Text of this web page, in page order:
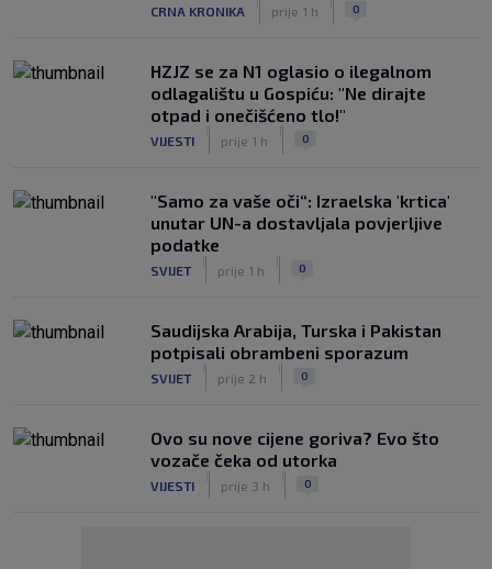
CRNA KRONIKA prije 1 h 0
HZJZ se za N1 oglasio o ilegalnom
odlagalištu u Gospiću: "Ne dirajte
otpad i onečišćeno tlo!"
VIJESTI prije 1 h 0
"Samo za vaše oči“: Izraelska 'krtica'
unutar UN-a dostavljala povjerljive
podatke
SVIJET prije 1 h 0
Saudijska Arabija, Turska i Pakistan
potpisali obrambeni sporazum
SVIJET prije 2 h 0
Ovo su nove cijene goriva? Evo što
vozače čeka od utorka
VIJESTI prije 3 h 0